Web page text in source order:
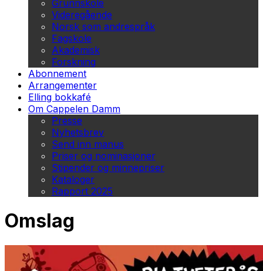
Grunnskole
Videregående
Norsk som andrespråk
Fagskole
Akademisk
Forskning
Abonnement
Arrangementer
Elling bokkafé
Om Cappelen Damm
Presse
Nyhetsbrev
Send inn manus
Priser og nominasjoner
Stipender og minnepriser
Kataloger
Rapport 2025
Omslag